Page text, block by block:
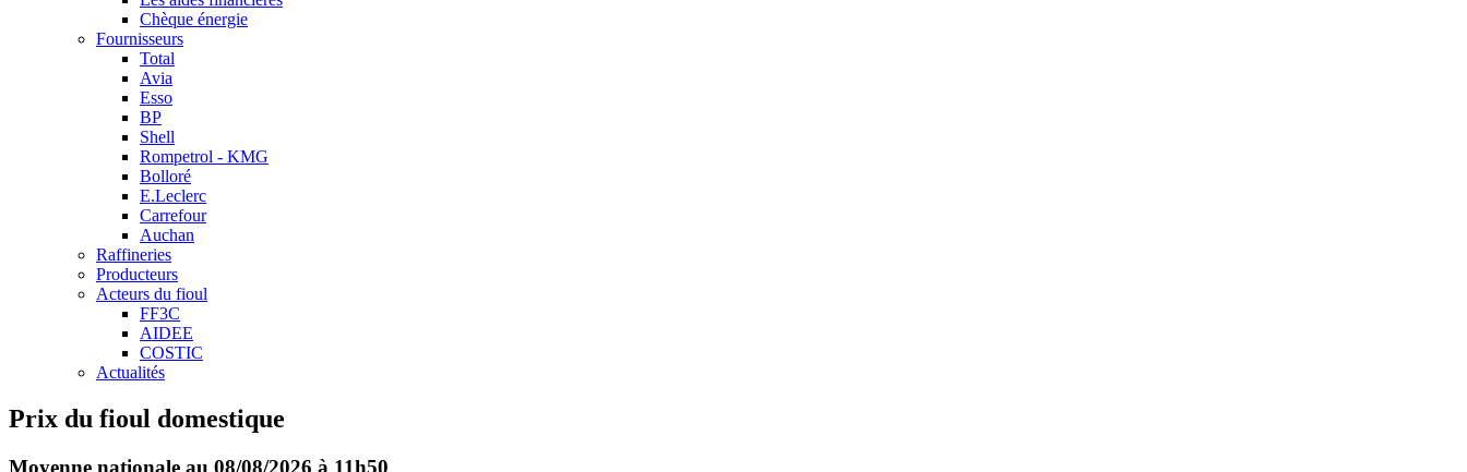
Chèque énergie
Fournisseurs
Total
Avia
Esso
BP
Shell
Rompetrol - KMG
Bolloré
E.Leclerc
Carrefour
Auchan
Raffineries
Producteurs
Acteurs du fioul
FF3C
AIDEE
COSTIC
Actualités
Prix du fioul domestique
Moyenne nationale au 08/08/2026 à 11h50